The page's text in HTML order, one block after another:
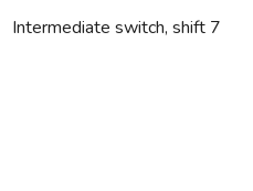
Intermediate switch, shift 7